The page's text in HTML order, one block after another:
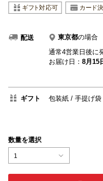
配送 東京都の場合
通常4営業日後に
お届け日： 8月15
ギフト 包装紙 手提げ袋
数量を選択
1